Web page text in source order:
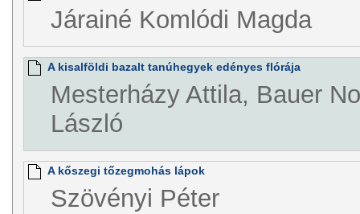
Járainé Komlódi Magda
A kisalföldi bazalt tanúhegyek edényes flórája
Mesterházy Attila, Bauer
László
A kőszegi tőzegmohás lápok
Szövényi Péter